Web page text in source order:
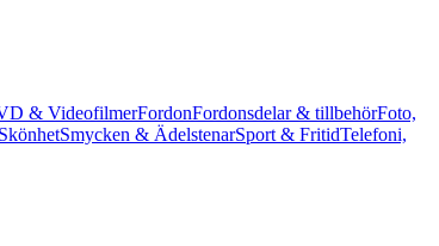
& VideofilmerFordonFordonsdelar & tillbehörFoto,
Smycken & ÄdelstenarSport & FritidTelefoni,